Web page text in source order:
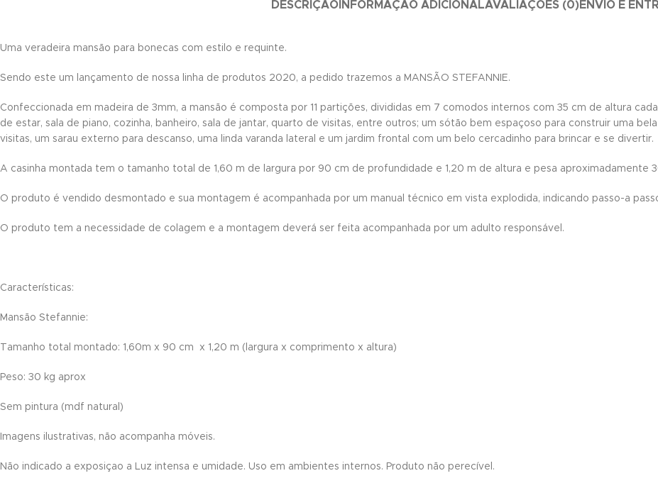
panel
panel
panel
panel
panel
DESCRIÇÃOINFORMAÇÃO ADICIONALAVALIAÇÕES (0)ENVIO E
Uma veradeira mansão para bonecas com estilo e requinte.
Sendo este um lançamento de nossa linha de produtos 2020, a pedido trazemos a MANSÃO STEFANNIE.
Confeccionada em madeira de 3mm, a mansão é composta por 11 partições, divididas em 7 comodos internos com 35 cm de altura
de estar, sala de piano, cozinha, banheiro, sala de jantar, quarto de visitas, entre outros; um sótão bem espaçoso para construir uma
visitas, um sarau externo para descanso, uma linda varanda lateral e um jardim frontal com um belo cercadinho para brincar e se divertir.
A casinha montada tem o tamanho total de 1,60 m de largura por 90 cm de profundidade e 1,20 m de altura e pesa aproximadamente
O produto é vendido desmontado e sua montagem é acompanhada por um manual técnico em vista explodida, indicando passo-a
O produto tem a necessidade de colagem e a montagem deverá ser feita acompanhada por um adulto responsável.
Características:
Mansão Stefannie:
Tamanho total montado: 1,60m x 90 cm x 1,20 m (largura x comprimento x altura)
Peso: 30 kg aprox
Sem pintura (mdf natural)
Imagens ilustrativas, não acompanha móveis.
Não indicado a exposiçao a Luz intensa e umidade. Uso em ambientes internos. Produto não perecível.